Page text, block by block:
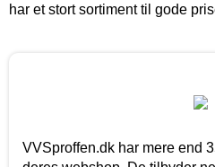
har et stort sortiment til gode
VVSproffen.dk har mere end